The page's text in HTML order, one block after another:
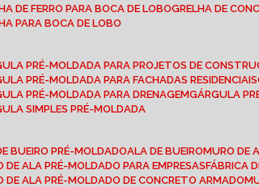
DE FERRO PARA BOCA DE LOBO
GRELHA DE
PARA BOCA DE LOBO
PRÉ-MOLDADA PARA PROJETOS DE
PRÉ-MOLDADA PARA FACHADAS RESIDENCIAIS
PRÉ-MOLDADA PARA DRENAGEM
GÁRGULA
SIMPLES PRÉ-MOLDADA
BUEIRO PRÉ-MOLDADO ALA DE BUEIRO MURO
DE ALA PRÉ-MOLDADO PARA EMPRESAS FÁBRICA
DE ALA PRÉ-MOLDADO DE CONCRETO ARMADO